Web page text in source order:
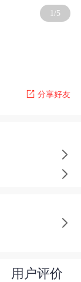
1/5
分享好友
用户评价